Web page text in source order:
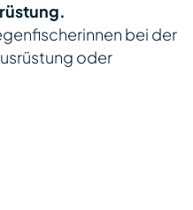
bei der
oder